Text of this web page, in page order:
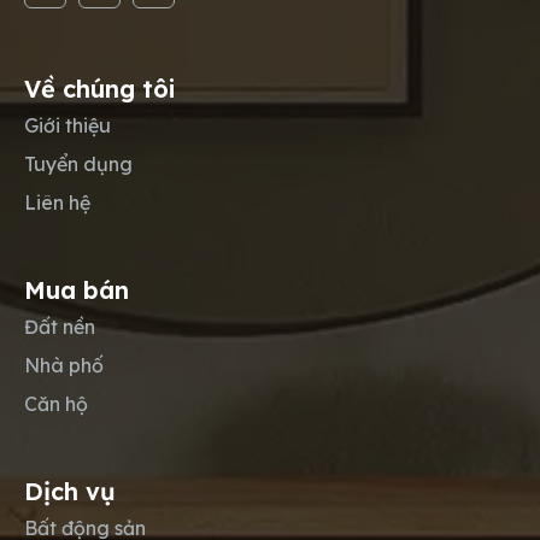
Về chúng tôi
Giới thiệu
Tuyển dụng
Liên hệ
Mua bán
Đất nền
Nhà phố
Căn hộ
Dịch vụ
Bất động sản